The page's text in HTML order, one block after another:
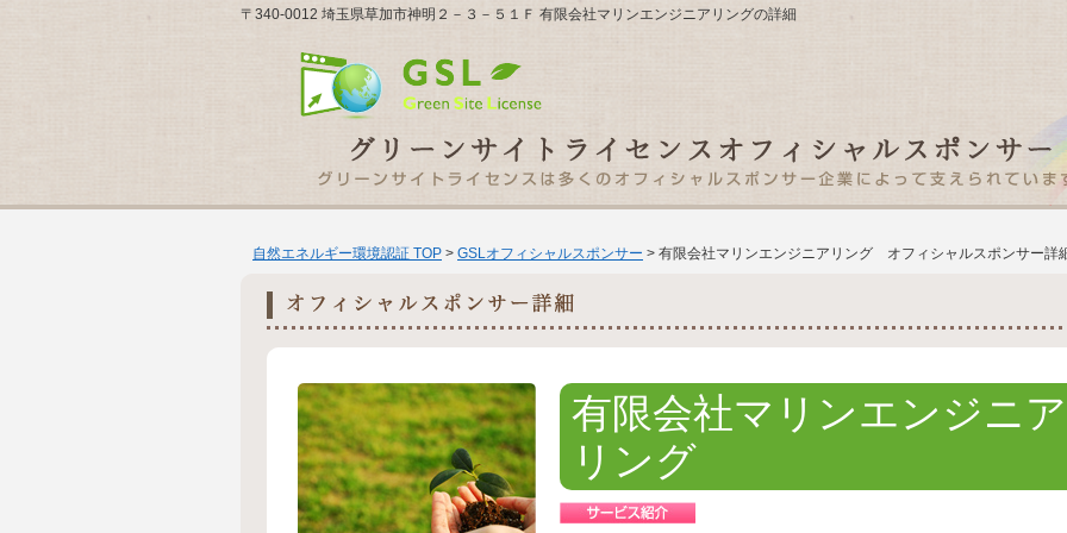
〒340-0012 埼玉県草加市神明２－３－５１Ｆ 有限会社マリンエンジニアリングの詳細
自然エネルギー環境認証 TOP > GSLオフィシャルスポンサー > 有限会社マリンエンジニアリング オフィシャルスポンサー詳
有限会社マリンエンジニア
リング